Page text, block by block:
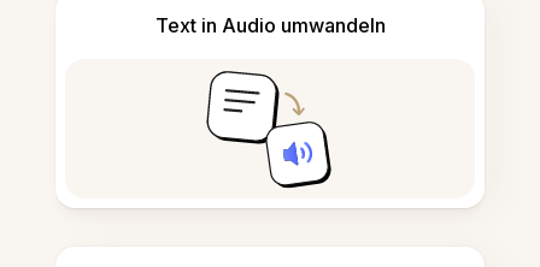
Text in Audio umwandeln